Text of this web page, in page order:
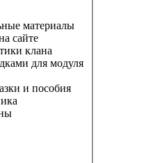
материалы
сайте
клана
для модуля
и пособия